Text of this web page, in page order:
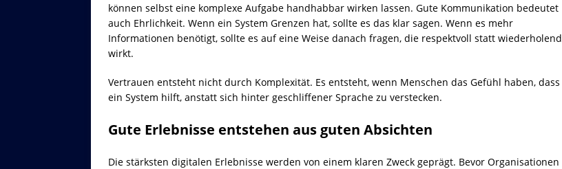
können selbst eine komplexe Aufgabe handhabbar wirken lassen. Gute Kommunikation bedeutet
auch Ehrlichkeit. Wenn ein System Grenzen hat, sollte es das klar sagen. Wenn es mehr
Informationen benötigt, sollte es auf eine Weise danach fragen, die respektvoll statt wiederholend
wirkt.
Vertrauen entsteht nicht durch Komplexität. Es entsteht, wenn Menschen das Gefühl haben, dass
ein System hilft, anstatt sich hinter geschliffener Sprache zu verstecken.
Gute Erlebnisse entstehen aus guten Absichten
Die stärksten digitalen Erlebnisse werden von einem klaren Zweck geprägt. Bevor Organisationen